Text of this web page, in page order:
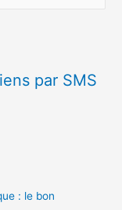
par SMS
: le bon